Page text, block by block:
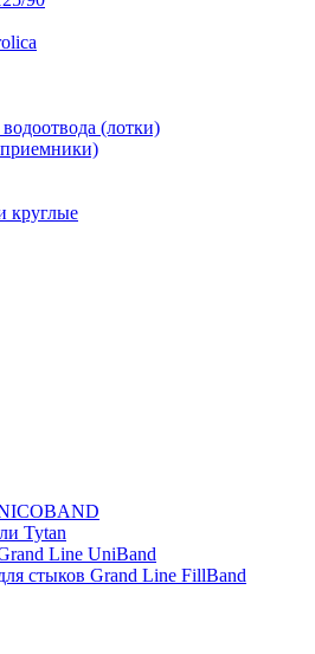
(лотки)
круглые
Tytan
Line UniBand
стыков Grand Line FillBand